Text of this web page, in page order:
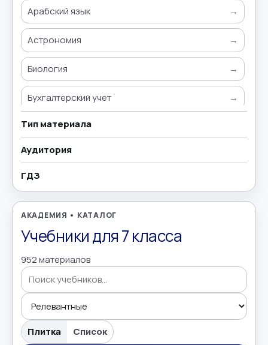
Арабский язык →
Астрономия →
Биология →
Бухгалтерский учет →
Всемирная история
География
Геометрия
Греческий язык
Дополнительно
Естествознание →
Иностранные языки
Тип материала
Аудитория
ГДЗ
АКАДЕМИЯ • КАТАЛОГ
Учебники для 7 класса
952 материалов
Поиск учебников
Плитка
Список